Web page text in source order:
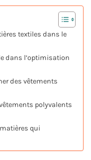
textiles dans le
dans l’optimisation
des vêtements
polyvalents
qui